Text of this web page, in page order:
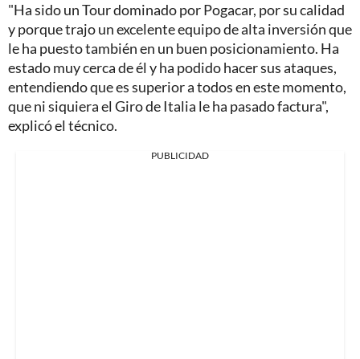
"Ha sido un Tour dominado por Pogacar, por su calidad
y porque trajo un excelente equipo de alta inversión que
le ha puesto también en un buen posicionamiento. Ha
estado muy cerca de él y ha podido hacer sus ataques,
entendiendo que es superior a todos en este momento,
que ni siquiera el Giro de Italia le ha pasado factura",
explicó el técnico.
PUBLICIDAD